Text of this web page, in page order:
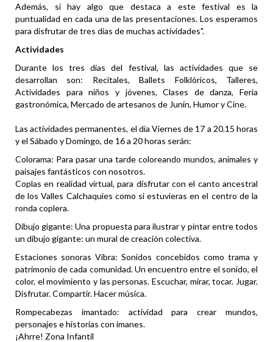
Además, si hay algo que destaca a este festival es la
puntualidad en cada una de las presentaciones. Los esperamos
para disfrutar de tres días de muchas actividades".
Actividades
Durante los tres días del festival, las actividades que se
desarrollan son: Recitales, Ballets Folklóricos, Talleres,
Actividades para niños y jóvenes, Clases de danza, Feria
gastronómica, Mercado de artesanos de Junín, Humor y Cine.
Las actividades permanentes, el día Viernes de 17 a 20.15 horas
y el Sábado y Domingo, de 16 a 20 horas serán:
Colorama: Para pasar una tarde coloreando mundos, animales y
paisajes fantásticos con nosotros.
Coplas en realidad virtual, para disfrutar con el canto ancestral
de los Valles Calchaquíes como si estuvieras en el centro de la
ronda coplera.
Dibujo gigante: Una propuesta para ilustrar y pintar entre todos
un dibujo gigante: un mural de creación colectiva.
Estaciones sonoras Vibra: Sonidos concebidos como trama y
patrimonio de cada comunidad. Un encuentro entre el sonido, el
color, el movimiento y las personas. Escuchar, mirar, tocar. Jugar.
Disfrutar. Compartir. Hacer música.
Rompecabezas imantado: actividad para crear mundos,
personajes e historias con imanes.
¡Ahrre! Zona Infantil